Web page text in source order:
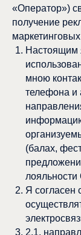
«Оператор»)
получение
Настоящим
мною
телефона и
(балах,
Я согласен
2.1.